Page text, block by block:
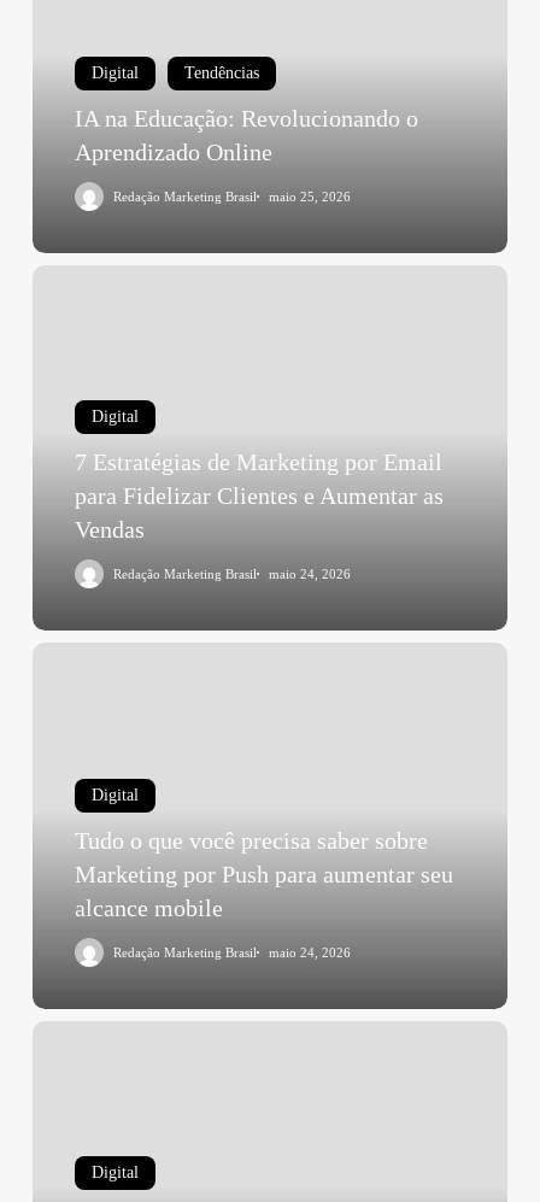
Digital Tendências
IA na Educação: Revolucionando o
Aprendizado Online
Redação Marketing Brasil maio 25, 2026
Digital
7 Estratégias de Marketing por Email
para Fidelizar Clientes e Aumentar as
Vendas
Redação Marketing Brasil maio 24, 2026
Digital
Tudo o que você precisa saber sobre
Marketing por Push para aumentar seu
alcance mobile
Redação Marketing Brasil maio 24, 2026
Digital